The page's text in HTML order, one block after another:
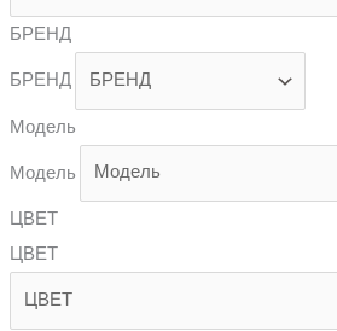
БРЕНД
БРЕНД
Модель
Модель
ЦВЕТ
ЦВЕТ